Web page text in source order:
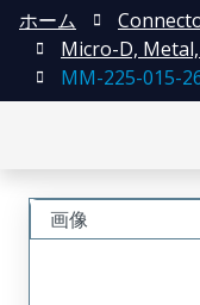
ホーム
Micro-D,
MM-225-015-
画像